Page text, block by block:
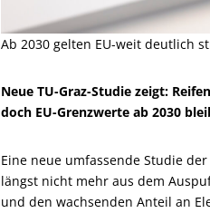
Ab 2030 gelten EU-weit deutlich
Neue TU-Graz-Studie zeigt:
doch EU-Grenzwerte ab 2030
Eine neue umfassende Studie
längst nicht mehr aus dem
und den wachsenden Anteil an